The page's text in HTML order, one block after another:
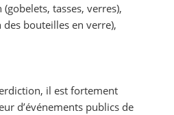
tasses, verres),
des bouteilles en verre),
il est fortement
d’événements publics de